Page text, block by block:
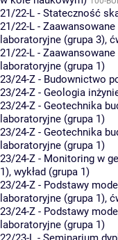
21/22-L - Stateczność
21/22-L -
laboratoryjne (grupa 3),
21/22-L -
laboratoryjne (grupa 1)
23/24-Z - Budownictwo
23/24-Z - Geologia
23/24-Z - Geotechnika
laboratoryjne (grupa 1)
23/24-Z - Geotechnika
laboratoryjne (grupa 1)
23/24-Z - Monitoring w
1), wykład (grupa 1)
23/24-Z - Podstawy
laboratoryjne (grupa 1),
23/24-Z - Podstawy
laboratoryjne (grupa 1)